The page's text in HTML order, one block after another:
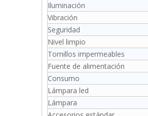
Iluminación
Vibración
Seguridad
Nivel limpio
Tornillos impermeables
Fuente de alimentación
Consumo
Lámpara led
Lámpara